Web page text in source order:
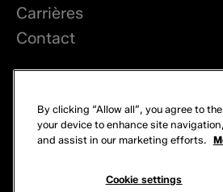
Carrières
Contact
© 2026 Brand Potential. Alle rechten
Privacy
Cookies
By clicking “Allow all”, you agree to
your device to enhance site
and assist in our marketing efforts.
Cookie settings